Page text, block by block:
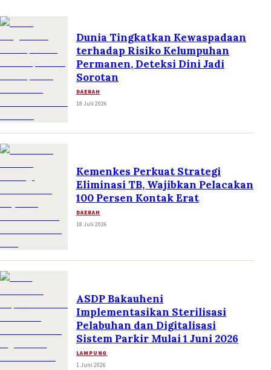
Dunia Tingkatkan Kewaspadaan
terhadap Risiko Kelumpuhan
Permanen, Deteksi Dini Jadi
Sorotan
DAERAH
18 Juli 2026
Kemenkes Perkuat Strategi
Eliminasi TB, Wajibkan Pelacakan
100 Persen Kontak Erat
DAERAH
18 Juli 2026
ASDP Bakauheni
Implementasikan Sterilisasi
Pelabuhan dan Digitalisasi
Sistem Parkir Mulai 1 Juni 2026
LAMPUNG
1 Juni 2026